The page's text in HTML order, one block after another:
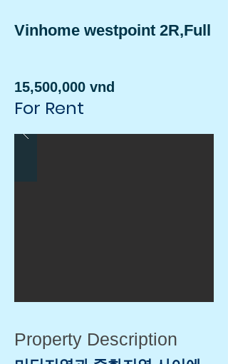
Vinhome westpoint 2R,Full
15,500,000 vnd
For Rent
Property Description